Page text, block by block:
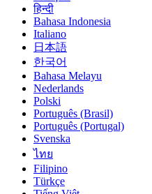
हिन्दी
Bahasa Indonesia
Italiano
日本語
한국어
Bahasa Melayu
Nederlands
Polski
Português (Brasil)
Português (Portugal)
Svenska
ไทย
Filipino
Türkçe